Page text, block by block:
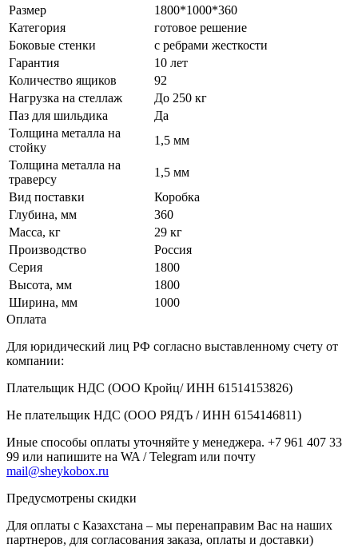
Размер
1800*1000*360
Категория
готовое решение
Боковые стенки
с ребрами жесткости
Гарантия
10 лет
Количество ящиков
92
Нагрузка на стеллаж
До 250 кг
Паз для шильдика
Да
Толщина металла на
стойку
1,5 мм
Толщина металла на
траверсу
1,5 мм
Вид поставки
Коробка
Глубина, мм
360
Масса, кг
29 кг
Производство
Россия
Серия
1800
Высота, мм
1800
Ширина, мм
1000
Оплата
Для юридический лиц РФ согласно выставленному счету от
компании:
Плательщик НДС (ООО Кройц/ ИНН 61514153826)
Не плательщик НДС (ООО РЯДЪ / ИНН 6154146811)
Иные способы оплаты уточняйте у менеджера. +7 961 407 33
99 или напишите на WA / Telegram или почту
mail@sheykobox.ru
Предусмотрены скидки
Для оплаты с Казахстана – мы перенаправим Вас на наших
партнеров, для согласования заказа, оплаты и доставки)